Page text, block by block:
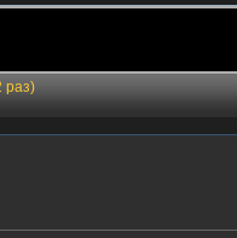
раз)